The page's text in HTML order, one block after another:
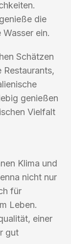
die
ein.
Schätzen
Restaurants,
genießen
Vielfalt
Klima und
nicht nur
für
Leben.
einer
gut